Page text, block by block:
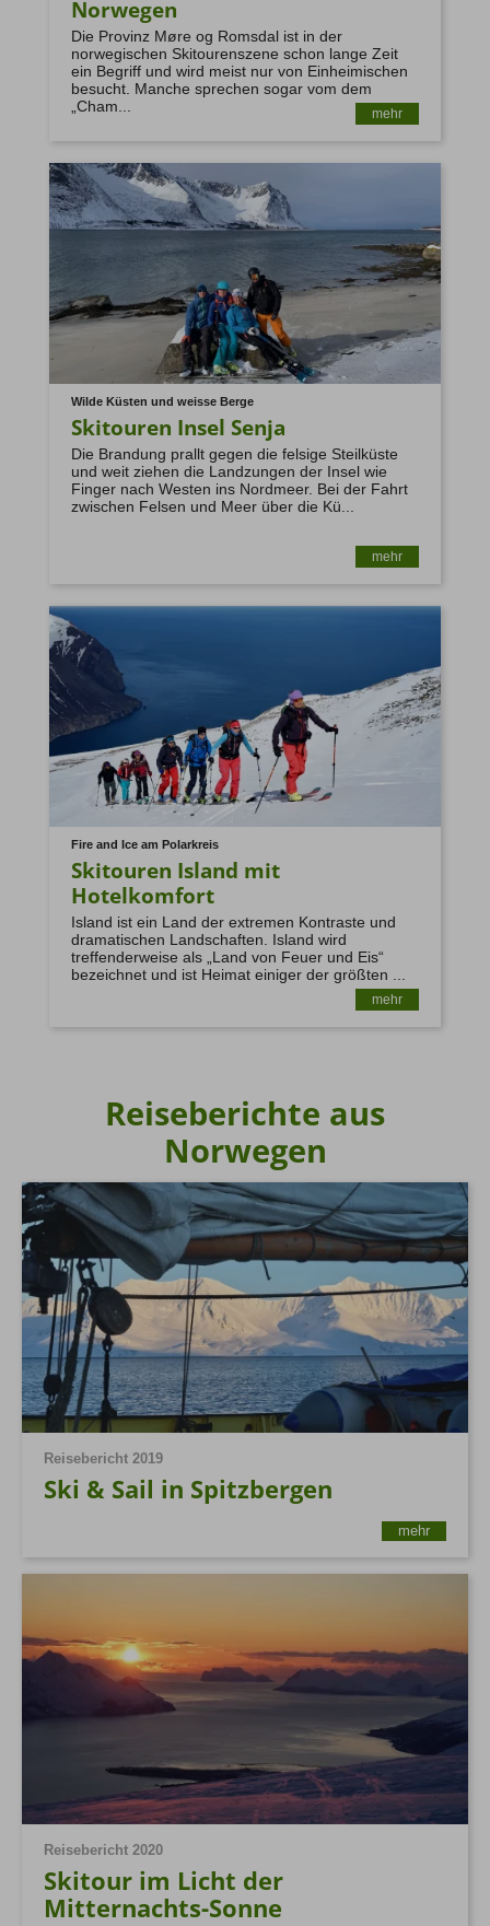
2302.de
Norwegen
Die Provinz Møre og Romsdal ist in der
norwegischen Skitourenszene schon lange Zeit
ein Begriff und wird meist nur von Einheimischen
besucht. Manche sprechen sogar vom dem
„Cham...
mehr
Wilde Küsten und weisse Berge
Skitouren Insel Senja
Die Brandung prallt gegen die felsige Steilküste
und weit ziehen die Landzungen der Insel wie
Finger nach Westen ins Nordmeer. Bei der Fahrt
zwischen Felsen und Meer über die Kü...
mehr
Fire and Ice am Polarkreis
Skitouren Island mit
Hotelkomfort
Island ist ein Land der extremen Kontraste und
dramatischen Landschaften. Island wird
treffenderweise als „Land von Feuer und Eis“
bezeichnet und ist Heimat einiger der größten ...
mehr
Reiseberichte aus
Norwegen
Reisebericht 2019
Ski & Sail in Spitzbergen
mehr
Reisebericht 2020
Skitour im Licht der
Mitternachts-Sonne